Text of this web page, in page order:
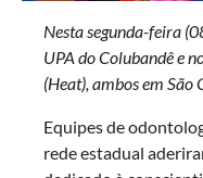
Nesta segunda-feira
UPA do Colubandê e
(Heat), ambos em São
Equipes de
rede estadual